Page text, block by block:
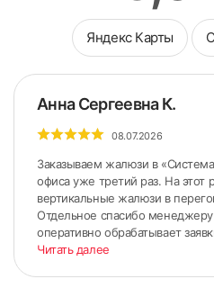
Яндекс Карты
Анна Сергеевна К.
08.07.2026
Заказываем жалюзи в
офиса уже третий раз. На этот
вертикальные жалюзи в
Отдельное спасибо менеджеру
оперативно обрабатывает
Читать далее